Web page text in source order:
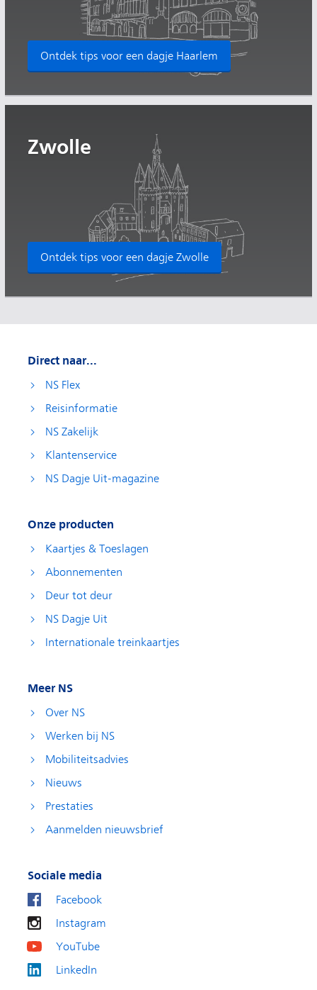
Ontdek tips voor een dagje Haarlem
Zwolle
Ontdek tips voor een dagje Zwolle
Direct naar...
NS Flex
Reisinformatie
NS Zakelijk
Klantenservice
NS Dagje Uit-magazine
Onze producten
Kaartjes & Toeslagen
Abonnementen
Deur tot deur
NS Dagje Uit
Internationale treinkaartjes
Meer NS
Over NS
Werken bij NS
Mobiliteitsadvies
Nieuws
Prestaties
Aanmelden nieuwsbrief
Sociale media
Facebook
Instagram
YouTube
LinkedIn